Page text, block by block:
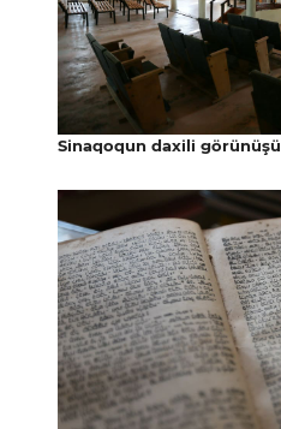
Sinaqoqun daxili görünüşü